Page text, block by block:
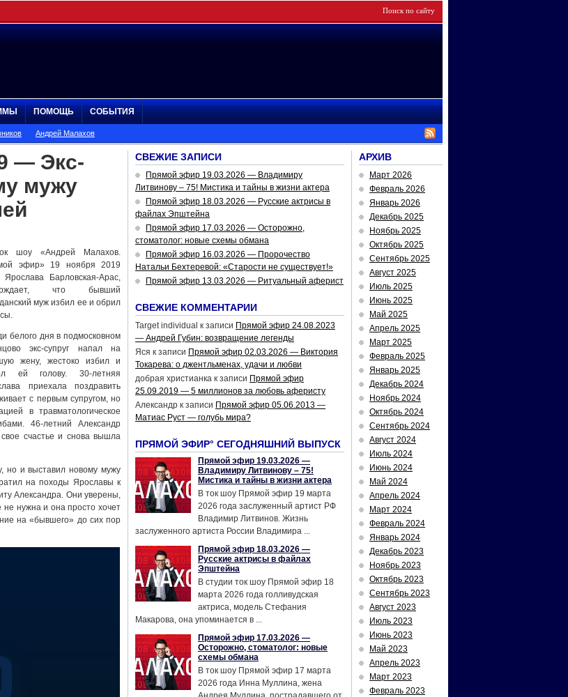
ПОМОЩЬ СОБЫТИЯ
Андрей Малахов
— Экс-
мужу
шоу «Андрей Малахов.
эфир» 19 ноября 2019
Ярослава Барловская-Арас,
что бывший
муж избил ее и обрил
белого дня в подмосковном
экс-супруг напал на
жену, жестоко избил и
ей голову. 30-летняя
приехала поздравить
с первым супругом, но
в травматологическое
46-летний Александр
счастье и снова вышла
но и выставил новому мужу
на походы Ярославы к
Александра. Они уверены,
не нужна и она просто хочет
на «бывшего» до сих пор
СВЕЖИЕ ЗАПИСИ
Прямой эфир 19.03.2026 — Владимиру
Литвинову – 75! Мистика и тайны в жизни актера
Прямой эфир 18.03.2026 — Русские актрисы в
файлах Эпштейна
Прямой эфир 17.03.2026 — Осторожно,
стоматолог: новые схемы обмана
Прямой эфир 16.03.2026 — Пророчество
Натальи Бехтеревой: «Старости не существует!»
Прямой эфир 13.03.2026 — Ритуальный аферист
СВЕЖИЕ КОММЕНТАРИИ
Target individual к записи Прямой эфир 24.08.2023
— Андрей Губин: возвращение легенды
Яся к записи Прямой эфир 02.03.2026 — Виктория
Токарева: о джентльменах, удачи и любви
добрая христианка к записи Прямой эфир
25.09.2019 — 5 миллионов за любовь аферисту
Александр к записи Прямой эфир 05.06.2013 —
Матиас Руст — голубь мира?
ПРЯМОЙ ЭФИР° СЕГОДНЯШНИЙ ВЫПУСК
Прямой эфир 19.03.2026 —
Владимиру Литвинову – 75!
Мистика и тайны в жизни актера
В ток шоу Прямой эфир 19 марта
2026 года заслуженный артист РФ
Владимир Литвинов. Жизнь
заслуженного артиста России Владимира ...
Прямой эфир 18.03.2026 —
Русские актрисы в файлах
Эпштейна
В студии ток шоу Прямой эфир 18
марта 2026 года голливудская
актриса, модель Стефания
Макарова, она упоминается в ...
Прямой эфир 17.03.2026 —
Осторожно, стоматолог: новые
схемы обмана
В ток шоу Прямой эфир 17 марта
2026 года Инна Муллина, жена
АРХИВ
Март 2026
Февраль 2026
Январь 2026
Декабрь 2025
Ноябрь 2025
Октябрь 2025
Сентябрь 2025
Август 2025
Июль 2025
Июнь 2025
Май 2025
Апрель 2025
Март 2025
Февраль 2025
Январь 2025
Декабрь 2024
Ноябрь 2024
Октябрь 2024
Сентябрь 2024
Август 2024
Июль 2024
Июнь 2024
Май 2024
Апрель 2024
Март 2024
Февраль 2024
Январь 2024
Декабрь 2023
Ноябрь 2023
Октябрь 2023
Сентябрь 2023
Август 2023
Июль 2023
Июнь 2023
Май 2023
Апрель 2023
Март 2023
Февраль 2023